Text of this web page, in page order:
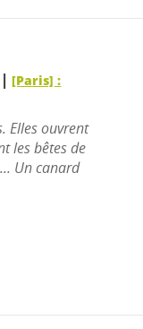
|[Paris] :
Elles ouvrent
les bêtes de
Un canard